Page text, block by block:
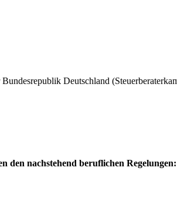
Deutschland
den nachstehend beruflichen Regelungen: